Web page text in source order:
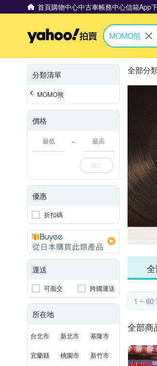
首頁購物中心中古車帳務中心信箱App
Yahoo拍賣
MOMO熊
分類清單
MOMO熊
價格
-
確定
優惠
折扣碼
運送
可面交 跨國運送
所在地
台北市 新北市 基隆市
宜蘭縣 桃園市 新竹市
1 ~ 60
全部商